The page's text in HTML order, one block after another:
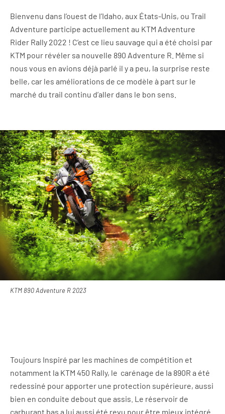
Bienvenu dans l’ouest de l’Idaho, aux États-Unis, ou Trail
Adventure participe actuellement au KTM Adventure
Rider Rally 2022 ! C’est ce lieu sauvage qui a été choisi par
KTM pour révéler sa nouvelle 890 Adventure R. Même si
nous vous en avions déjà parlé il y a peu, la surprise reste
belle, car les améliorations de ce modèle à part sur le
marché du trail continu d’aller dans le bon sens.
KTM 890 Adventure R 2023
Toujours Inspiré par les machines de compétition et
notamment la KTM 450 Rally, le carénage de la 890R a été
redessiné pour apporter une protection supérieure, aussi
bien en conduite debout que assis. Le réservoir de
carburant bas a lui aussi été revu pour être mieux intégré